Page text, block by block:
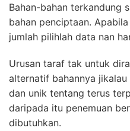
Bahan-bahan terkandung
bahan penciptaan.
jumlah pilihlah data nan
Urusan taraf tak untuk
alternatif bahannya
dan unik tentang terus
daripada itu penemuan
dibutuhkan.